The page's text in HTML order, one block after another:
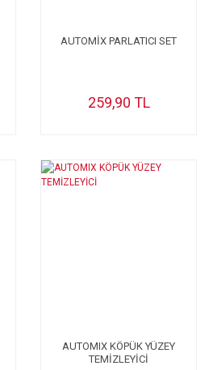
AUTOMİX PARLATICI SET
259,90 TL
AUTOMIX KÖPÜK YÜZEY
TEMİZLEYİCİ